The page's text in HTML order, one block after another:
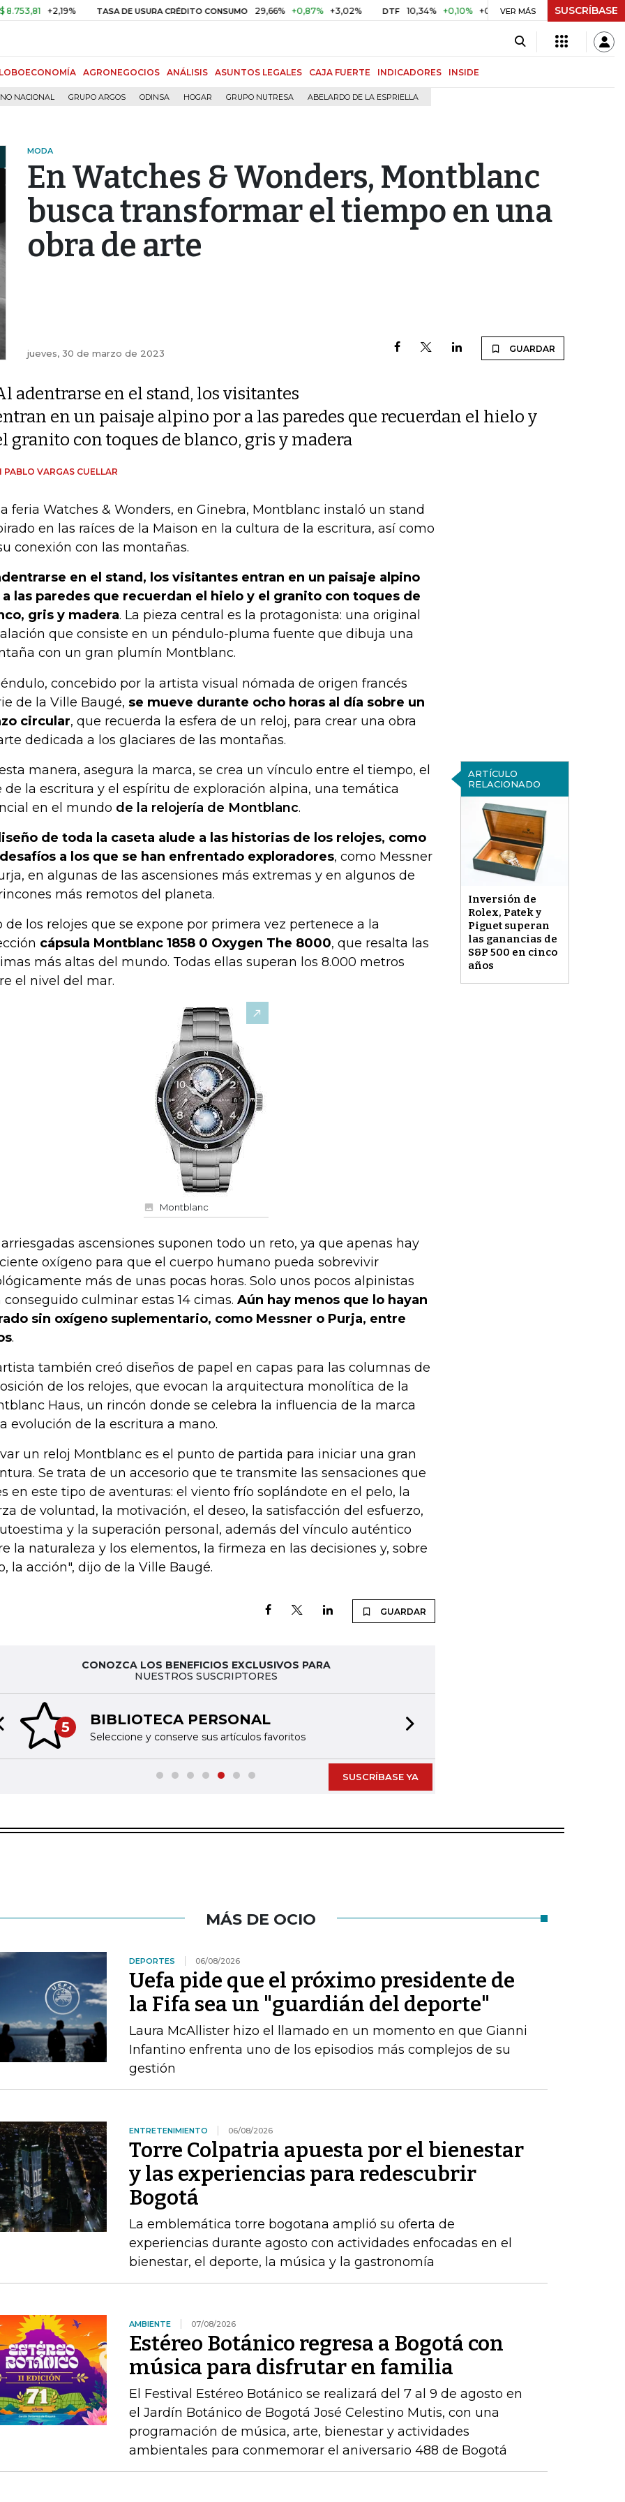
+2,19% TASA DE USURA CRÉDITO CONSUMO 29,66% +0,87% +3,02% DTF 10,34% +0,10% +0,98% UVR $ 417,01 +$ 0,05 +0,01%
VER MÁS SUSCRÍBASE
AGRONEGOCIOS ANÁLISIS ASUNTOS LEGALES CAJA FUERTE INDICADORES INSIDE
NACIONAL GRUPO ARGOS ODINSA HOGAR GRUPO NUTRESA ABELARDO DE LA ESPRIELLA
MODA
En Watches & Wonders, Montblanc
busca transformar el tiempo en una
obra de arte
jueves, 30 de marzo de 2023 GUARDAR
adentrarse en el stand, los visitantes
en un paisaje alpino por a las paredes que recuerdan el hielo y
granito con toques de blanco, gris y madera
PABLO VARGAS CUELLAR
feria Watches & Wonders, en Ginebra, Montblanc instaló un stand
en las raíces de la Maison en la cultura de la escritura, así como
conexión con las montañas.
en el stand, los visitantes entran en un paisaje alpino
las paredes que recuerdan el hielo y el granito con toques de
gris y madera. La pieza central es la protagonista: una original
que consiste en un péndulo-pluma fuente que dibuja una
con un gran plumín Montblanc.
concebido por la artista visual nómada de origen francés
de la Ville Baugé, se mueve durante ocho horas al día sobre un
circular, que recuerda la esfera de un reloj, para crear una obra
dedicada a los glaciares de las montañas.
ARTÍCULO
RELACIONADO
Inversión de
Rolex, Patek y
Piguet superan
las ganancias de
S&P 500 en cinco
años
manera, asegura la marca, se crea un vínculo entre el tiempo, el
de la escritura y el espíritu de exploración alpina, una temática
en el mundo de la relojería de Montblanc.
de toda la caseta alude a las historias de los relojes, como
a los que se han enfrentado exploradores, como Messner
en algunas de las ascensiones más extremas y en algunos de
más remotos del planeta.
de los relojes que se expone por primera vez pertenece a la
cápsula Montblanc 1858 0 Oxygen The 8000, que resalta las
más altas del mundo. Todas ellas superan los 8.000 metros
el nivel del mar.
Montblanc
arriesgadas ascensiones suponen todo un reto, ya que apenas hay
oxígeno para que el cuerpo humano pueda sobrevivir
más de unas pocas horas. Solo unos pocos alpinistas
conseguido culminar estas 14 cimas. Aún hay menos que lo hayan
sin oxígeno suplementario, como Messner o Purja, entre
.
también creó diseños de papel en capas para las columnas de
de los relojes, que evocan la arquitectura monolítica de la
Haus, un rincón donde se celebra la influencia de la marca
evolución de la escritura a mano.
un reloj Montblanc es el punto de partida para iniciar una gran
Se trata de un accesorio que te transmite las sensaciones que
en este tipo de aventuras: el viento frío soplándote en el pelo, la
de voluntad, la motivación, el deseo, la satisfacción del esfuerzo,
y la superación personal, además del vínculo auténtico
la naturaleza y los elementos, la firmeza en las decisiones y, sobre
la acción", dijo de la Ville Baugé.
GUARDAR
CONOZCA LOS BENEFICIOS EXCLUSIVOS PARA
NUESTROS SUSCRIPTORES
5 BIBLIOTECA PERSONAL
Seleccione y conserve sus artículos favoritos
slide
SUSCRÍBASE YA
MÁS DE OCIO
DEPORTES 06/08/2026
Uefa pide que el próximo presidente de
la Fifa sea un "guardián del deporte"
Laura McAllister hizo el llamado en un momento en que Gianni
Infantino enfrenta uno de los episodios más complejos de su
gestión
ENTRETENIMIENTO 06/08/2026
Torre Colpatria apuesta por el bienestar
y las experiencias para redescubrir
Bogotá
La emblemática torre bogotana amplió su oferta de
experiencias durante agosto con actividades enfocadas en el
bienestar, el deporte, la música y la gastronomía
AMBIENTE 07/08/2026
Estéreo Botánico regresa a Bogotá con
música para disfrutar en familia
El Festival Estéreo Botánico se realizará del 7 al 9 de agosto en
el Jardín Botánico de Bogotá José Celestino Mutis, con una
programación de música, arte, bienestar y actividades
ambientales para conmemorar el aniversario 488 de Bogotá